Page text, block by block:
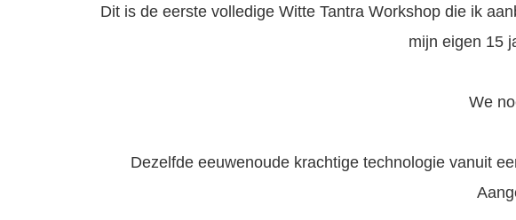
Dit is de eerste volledige Witte Tantra Workshop die ik
mijn eigen 15
We
Dezelfde eeuwenoude krachtige technologie vanuit